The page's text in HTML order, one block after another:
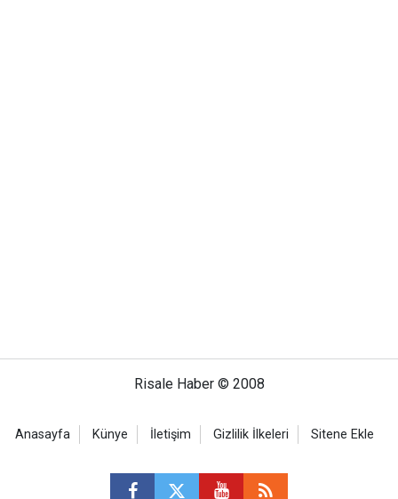
Risale Haber © 2008
Anasayfa Künye İletişim Gizlilik İlkeleri Sitene Ekle